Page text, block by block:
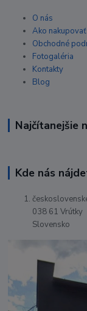
O nás
Ako nakupovať
Obchodné
Fotogaléria
Kontakty
Blog
Najčítanejšie
Kde nás
038 61 Vrútky
Slovensko